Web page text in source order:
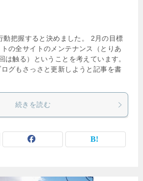
動把握すると決めました。 2月の目標
の全サイトのメンテナンス（とりあ
は触る）ということを考えています。
グもさっさと更新しようと記事を書
続きを読む